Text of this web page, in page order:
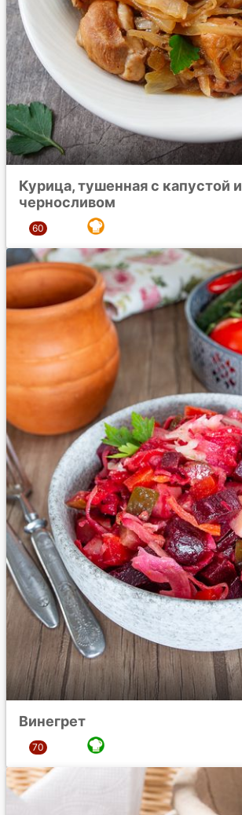
Курица, тушенная с капустой и
черносливом
Винегрет